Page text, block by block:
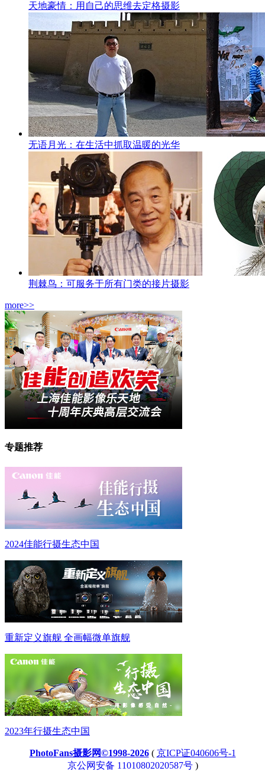
天地豪情：用自己的思维去定格摄影
无语月光：在生活中抓取温暖的光华
荆棘鸟：可服务于所有门类的接片摄影
more>>
专题推荐
2024佳能行摄生态中国
重新定义旗舰 全画幅微单旗舰
2023年行摄生态中国
PhotoFans摄影网©1998-2026( 京ICP证040606号-1
京公网安备 11010802020587号)